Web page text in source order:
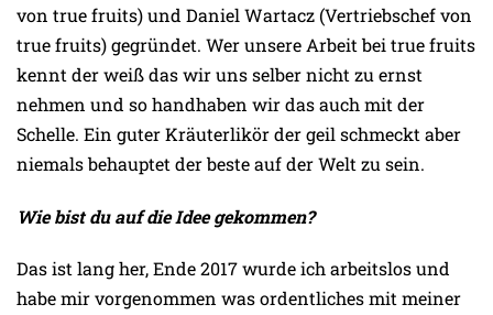
von true fruits) und Daniel Wartacz (Vertriebschef von
true fruits) gegründet. Wer unsere Arbeit bei true fruits
kennt der weiß das wir uns selber nicht zu ernst
nehmen und so handhaben wir das auch mit der
Schelle. Ein guter Kräuterlikör der geil schmeckt aber
niemals behauptet der beste auf der Welt zu sein.
Wie bist du auf die Idee gekommen?
Das ist lang her, Ende 2017 wurde ich arbeitslos und
habe mir vorgenommen was ordentliches mit meiner